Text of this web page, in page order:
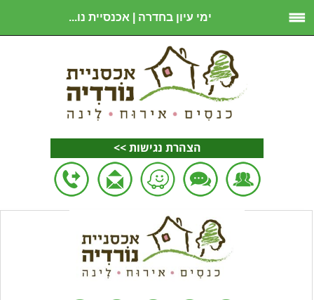
ימי עיון בחדרה | אכנסיית נו...
הצהרת נגישות >>